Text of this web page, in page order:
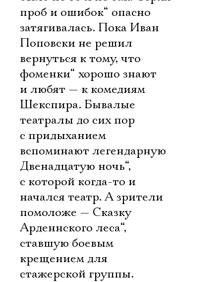
проб и ошибок“ опасно
затягивалась. Пока Иван
Поповски не решил
вернуться к тому, что
фоменки“ хорошо знают
и любят — к комедиям
Шекспира. Бывалые
театралы до сих пор
с придыханием
вспоминают легендарную
Двенадцатую ночь“,
с которой когда-то и
начался театр. А зрители
помоложе — Сказку
Арденнского леса“,
ставшую боевым
крещением для
стажерской группы.